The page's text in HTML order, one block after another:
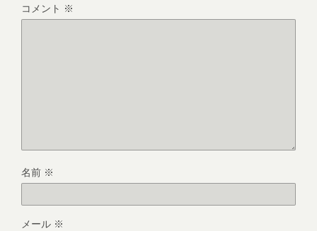
コメント ※
名前 ※
メール ※